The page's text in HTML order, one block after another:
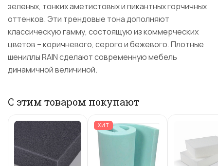
зеленых, тонких аметистовых и пикантных горчичных
оттенков. Эти трендовые тона дополняют
классическую гамму, состоящую из коммерческих
цветов – коричневого, серого и бежевого. Плотные
шениллы RAIN сделают современную мебель
динамичной величиной.
С этим товаром покупают
ХИТ